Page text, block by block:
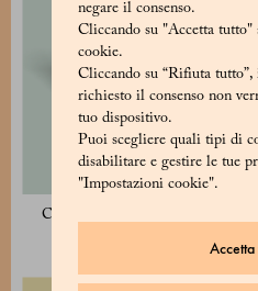
negare il consenso.
Cliccando su "Accetta tutto"
cookie.
Cliccando su “Rifiuta
richiesto il consenso non
tuo dispositivo.
Puoi scegliere quali tipi di
disabilitare e gestire le tue
"Impostazioni cookie".
Accetta
Confezione assortita - 2 latte